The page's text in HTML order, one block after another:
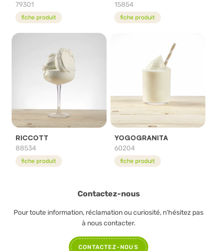
79301
fiche produit
15854
fiche produit
RICCOTT
88534
fiche produit
YOGOGRANITA
60204
fiche produit
Contactez-nous
Pour toute information, réclamation ou curiosité, n'hésitez pas
à nous contacter.
CONTACTEZ-NOUS